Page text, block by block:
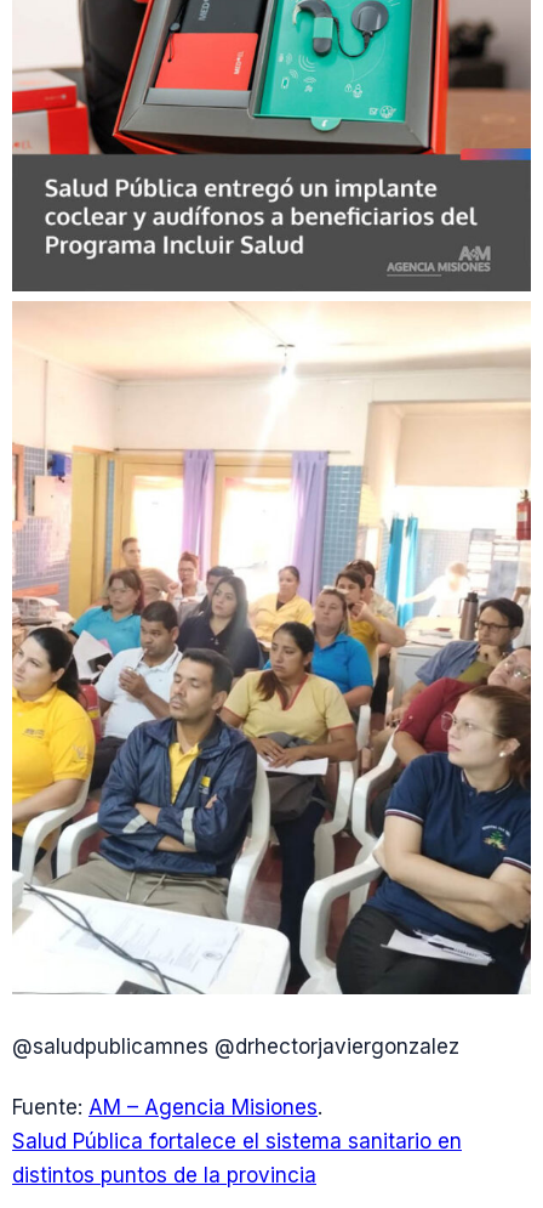
@saludpublicamnes @drhectorjaviergonzalez
Fuente: AM – Agencia Misiones.
Salud Pública fortalece el sistema sanitario en
distintos puntos de la provincia